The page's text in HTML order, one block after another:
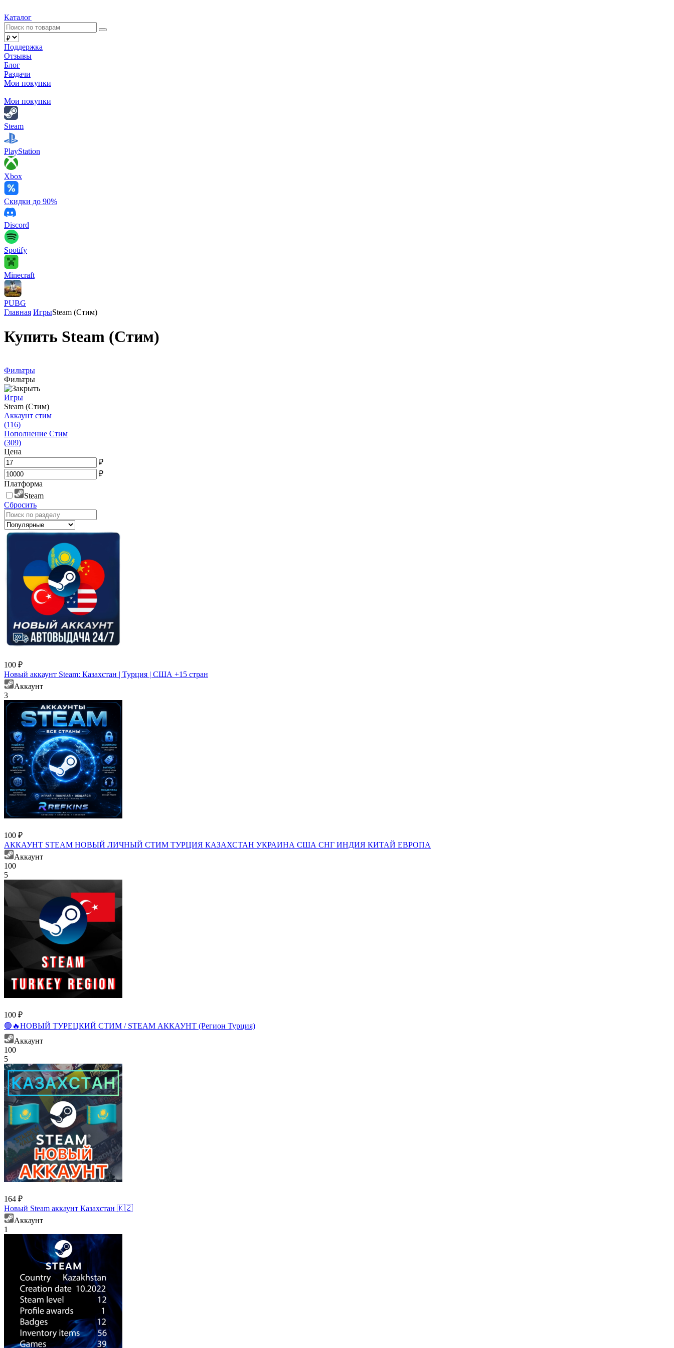
Каталог
Поддержка
Отзывы
Блог
Раздачи
Мои покупки
Мои покупки
Steam
PlayStation
Xbox
Скидки до 90%
Discord
Spotify
Minecraft
PUBG
Главная ИгрыSteam (Стим)
Купить Steam (Стим)
Фильтры
Фильтры
Игры
Steam (Стим)
Аккаунт стим
(116)
Пополнение Стим
(309)
Цена
₽
₽
Платформа
Steam
Сбросить
100 ₽
Новый аккаунт Steam: Казахстан | Турция | США +15 стран
Аккаунт
3
100 ₽
АККАУНТ STEAM НОВЫЙ ЛИЧНЫЙ СТИМ ТУРЦИЯ КАЗАХСТАН УКРАИНА США СНГ ИНДИЯ КИТАЙ ЕВРОПА
Аккаунт
100
5
100 ₽
🟢🔥НОВЫЙ ТУРЕЦКИЙ СТИМ / STEAM АККАУНТ (Регион Турция)
Аккаунт
100
5
164 ₽
Новый Steam аккаунт Казахстан 🇰🇿
Аккаунт
1